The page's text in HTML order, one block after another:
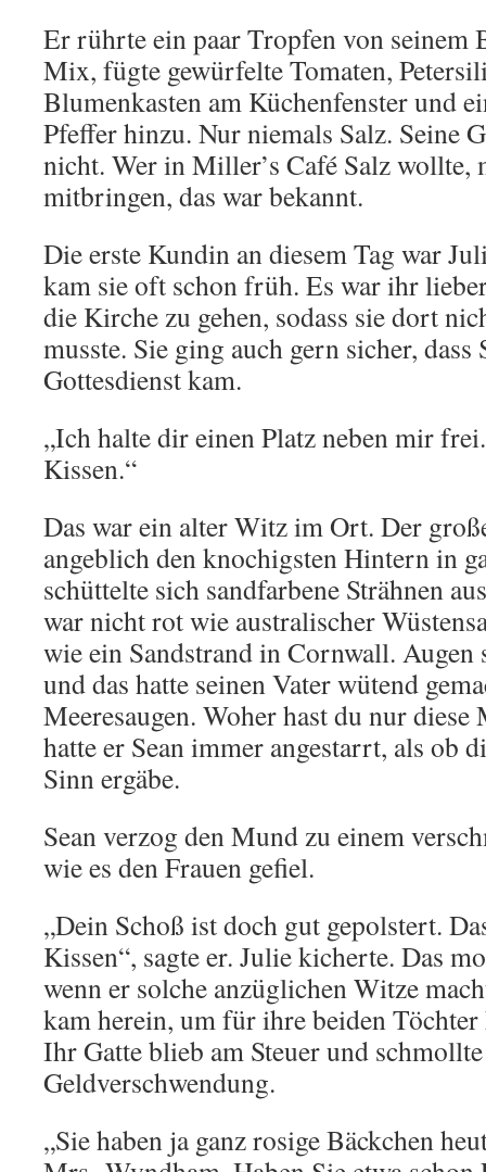
Er rührte ein paar Tropfen von seinem
Mix, fügte gewürfelte Tomaten,
Blumenkasten am Küchenfenster und
Pfeffer hinzu. Nur niemals Salz. Seine
nicht. Wer in Miller’s Café Salz wollte,
mitbringen, das war bekannt.
Die erste Kundin an diesem Tag war
kam sie oft schon früh. Es war ihr
die Kirche zu gehen, sodass sie dort
musste. Sie ging auch gern sicher, dass
Gottesdienst kam.
„Ich halte dir einen Platz neben mir
Kissen.“
Das war ein alter Witz im Ort. Der
angeblich den knochigsten Hintern in
schüttelte sich sandfarbene Strähnen
war nicht rot wie australischer
wie ein Sandstrand in Cornwall. Augen
und das hatte seinen Vater wütend
Meeresaugen. Woher hast du nur diese
hatte er Sean immer angestarrt, als ob
Sinn ergäbe.
Sean verzog den Mund zu einem
wie es den Frauen gefiel.
„Dein Schoß ist doch gut gepolstert.
Kissen“, sagte er. Julie kicherte. Das
wenn er solche anzüglichen Witze
kam herein, um für ihre beiden
Ihr Gatte blieb am Steuer und
Geldverschwendung.
„Sie haben ja ganz rosige Bäckchen